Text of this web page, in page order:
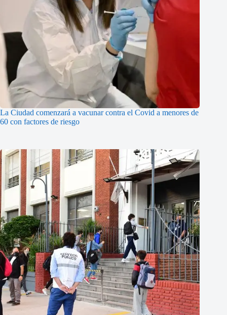
La Ciudad comenzará a vacunar contra el Covid a menores de
60 con factores de riesgo